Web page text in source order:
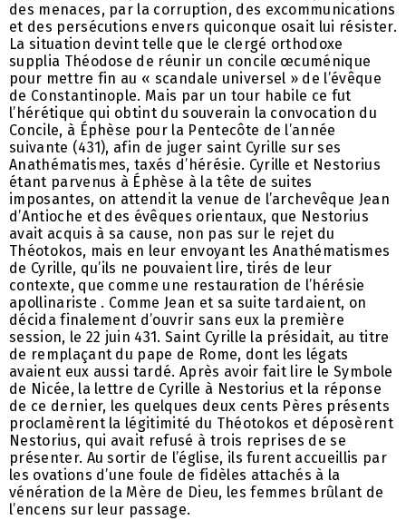
des menaces, par la corruption, des excommunications
et des persécutions envers quiconque osait lui résister.
La situation devint telle que le clergé orthodoxe
supplia Théodose de réunir un concile œcuménique
pour mettre fin au « scandale universel » de l’évêque
de Constantinople. Mais par un tour habile ce fut
l’hérétique qui obtint du souverain la convocation du
Concile, à Éphèse pour la Pentecôte de l’année
suivante (431), afin de juger saint Cyrille sur ses
Anathématismes, taxés d’hérésie. Cyrille et Nestorius
étant parvenus à Éphèse à la tête de suites
imposantes, on attendit la venue de l’archevêque Jean
d’Antioche et des évêques orientaux, que Nestorius
avait acquis à sa cause, non pas sur le rejet du
Théotokos, mais en leur envoyant les Anathématismes
de Cyrille, qu’ils ne pouvaient lire, tirés de leur
contexte, que comme une restauration de l’hérésie
apollinariste . Comme Jean et sa suite tardaient, on
décida finalement d’ouvrir sans eux la première
session, le 22 juin 431. Saint Cyrille la présidait, au titre
de remplaçant du pape de Rome, dont les légats
avaient eux aussi tardé. Après avoir fait lire le Symbole
de Nicée, la lettre de Cyrille à Nestorius et la réponse
de ce dernier, les quelques deux cents Pères présents
proclamèrent la légitimité du Théotokos et déposèrent
Nestorius, qui avait refusé à trois reprises de se
présenter. Au sortir de l’église, ils furent accueillis par
les ovations d’une foule de fidèles attachés à la
vénération de la Mère de Dieu, les femmes brûlant de
l’encens sur leur passage.